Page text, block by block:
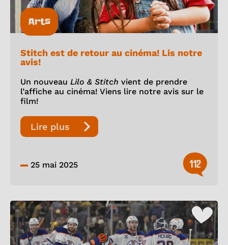
Arts
Stitch est de retour au cinéma! Lis notre
avis!
Un nouveau Lilo & Stitch vient de prendre
l’affiche au cinéma! Viens lire notre avis sur le
film!
Lire plus
25 mai 2025 112